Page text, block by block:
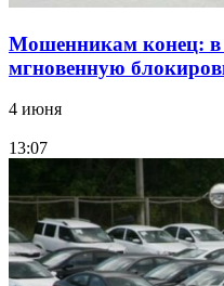
Мошенникам конец: в
мгновенную
4 июня
13:07